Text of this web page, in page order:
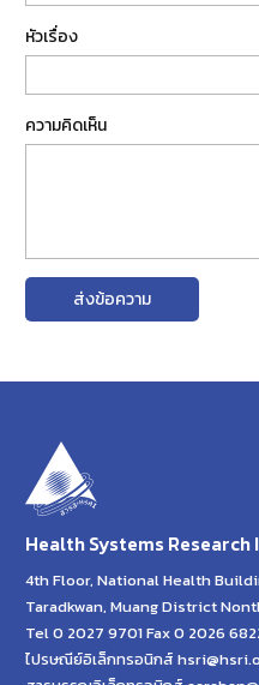
หัวเรื่อง
ความคิดเห็น
ส่งข้อความ
Health Systems
4th Floor, National Health
Taradkwan, Muang District
Tel 0 2027 9701 Fax 0 2026
ไปรษณีย์อิเล็กทรอนิกส์